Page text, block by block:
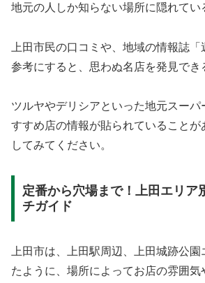
地元の人しか知らない場所に隠れてい
上田市民の口コミや、地域の情報誌
参考にすると、思わぬ名店を発見でき
ツルヤやデリシアといった地元スーパ
すすめ店の情報が貼られていることが
してみてください。
定番から穴場まで！上田エリア
チガイド
上田市は、上田駅周辺、上田城跡公
たように、場所によってお店の雰囲気